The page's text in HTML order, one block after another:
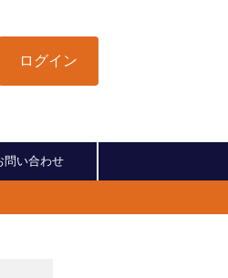
ログイン
問い合わせ